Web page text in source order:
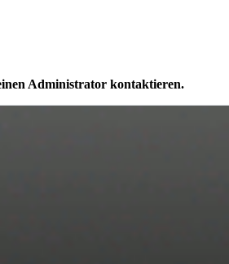
Administrator kontaktieren.